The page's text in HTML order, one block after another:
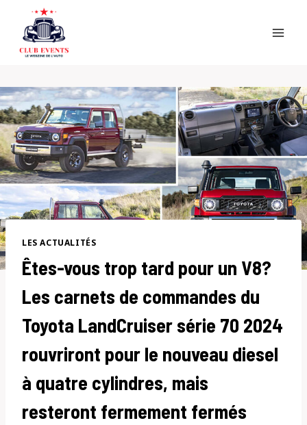
content
LES ACTUALITÉS
Êtes-vous trop tard pour un V8?
Les carnets de commandes du
Toyota LandCruiser série 70 2024
rouvriront pour le nouveau diesel
à quatre cylindres, mais
resteront fermement fermés